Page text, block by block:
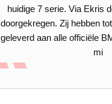
huidige 7 serie. Via Ekris
doorgekregen. Zij hebben
geleverd aan alle officiële
mi